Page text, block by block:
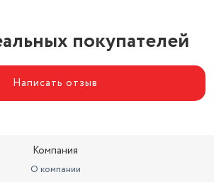
покупателей
Написать отзыв
Компания
О компании